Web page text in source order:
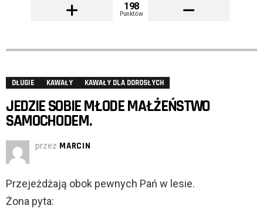
198
Punktów
DŁUGIE KAWAŁY KAWAŁY DLA DOROSŁYCH
JEDZIE SOBIE MŁODE MAŁŻEŃSTWO
SAMOCHODEM.
przez MARCIN
Przejeżdżają obok pewnych Pań w lesie.
Żona pyta: